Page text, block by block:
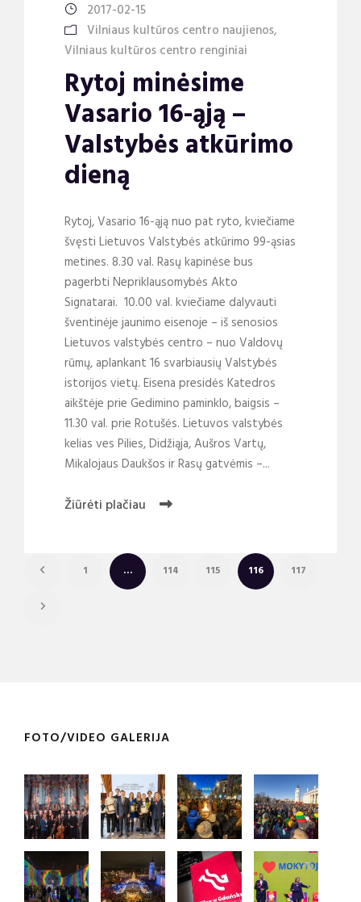
2017-02-15
Vilniaus kultūros centro naujienos,
Vilniaus kultūros centro renginiai
Rytoj minėsime
Vasario 16-ąją –
Valstybės atkūrimo
dieną
Rytoj, Vasario 16-ąją nuo pat ryto, kviečiame
švęsti Lietuvos Valstybės atkūrimo 99-ąsias
metines. 8.30 val. Rasų kapinėse bus
pagerbti Nepriklausomybės Akto
Signatarai. 10.00 val. kviečiame dalyvauti
šventinėje jaunimo eisenoje – iš senosios
Lietuvos valstybės centro – nuo Valdovų
rūmų, aplankant 16 svarbiausių Valstybės
istorijos vietų. Eisena presidės Katedros
aikštėje prie Gedimino paminklo, baigsis –
11.30 val. prie Rotušės. Lietuvos valstybės
kelias ves Pilies, Didžiąja, Aušros Vartų,
Mikalojaus Daukšos ir Rasų gatvėmis –...
Žiūrėti plačiau
1 … 114 115 116 117
FOTO/VIDEO GALERIJA